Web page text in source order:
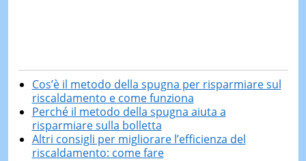
Cos’è il metodo della spugna per risparmiare sul
riscaldamento e come funziona
Perché il metodo della spugna aiuta a
risparmiare sulla bolletta
Altri consigli per migliorare l’efficienza del
riscaldamento: come fare